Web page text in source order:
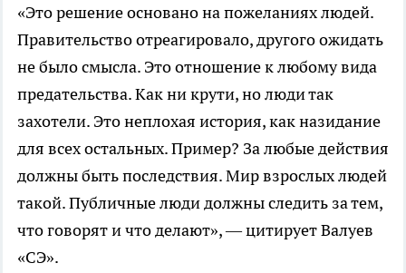
«Это решение основано на пожеланиях людей.
Правительство отреагировало, другого ожидать
не было смысла. Это отношение к любому вида
предательства. Как ни крути, но люди так
захотели. Это неплохая история, как назидание
для всех остальных. Пример? За любые действия
должны быть последствия. Мир взрослых людей
такой. Публичные люди должны следить за тем,
что говорят и что делают», — цитирует Валуев
«СЭ».